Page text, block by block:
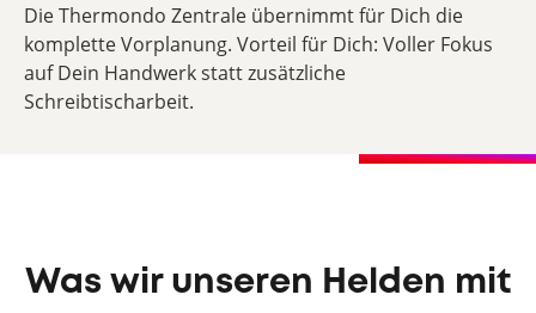
Die Thermondo Zentrale übernimmt für Dich die
komplette Vorplanung. Vorteil für Dich: Voller Fokus
auf Dein Handwerk statt zusätzliche
Schreibtischarbeit.
Was wir unseren Helden mit